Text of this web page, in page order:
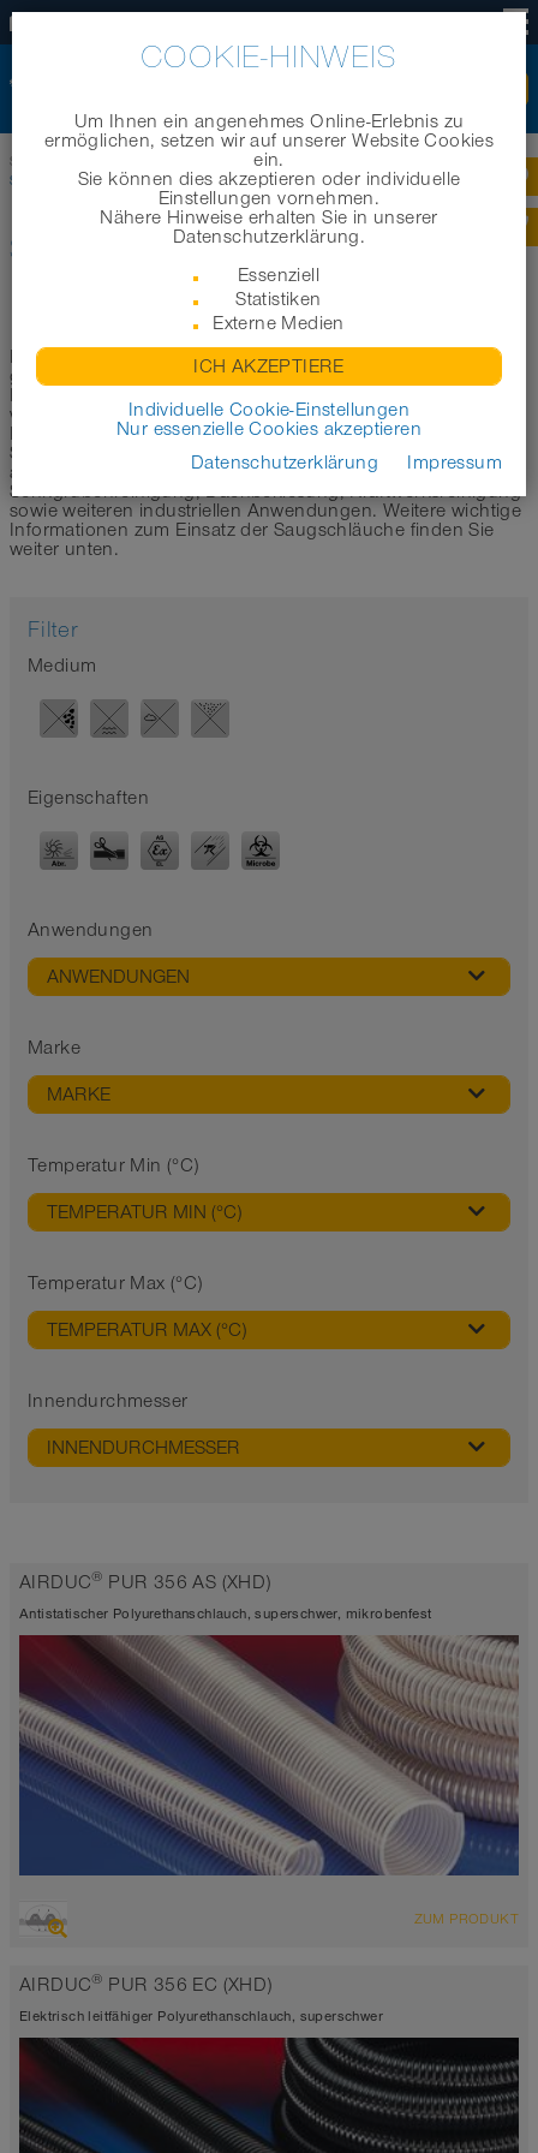
Startseite Branchenbereiche |
Schläuche für Absaug- / Entsorgungsfahrzeuge
SCHLÄUCHE FÜR ABSAUG- /
ENTSORGUNGSFAHRZEUGE
In diesem Bereich möchten wir Sie bei der Auswahl des
geeigneten Saugschlauchs für Absaug- und
Entsorgungsfahrzeuge unterstützen. Im Folgenden haben
wir eine erste Auswahl der geeignetsten Schläuche für den
Einsatz in Saugfahrzeugen und Saugbagger aus unserem
Schlauchsortiment für Sie zusammengestellt. Die hier
aufgeführten Produkte eignen sich zur Kanalisations- und
Senkgrubenreinigung, Dachbekiesung, Kraftwerksreinigung
sowie weiteren industriellen Anwendungen. Weitere wichtige
Informationen zum Einsatz der Saugschläuche finden Sie
weiter unten.
Filter
Medium
Eigenschaften
Anwendungen
ANWENDUNGEN
Marke
MARKE
Temperatur Min (°C)
TEMPERATUR MIN (°C)
Temperatur Max (°C)
TEMPERATUR MAX (°C)
Innendurchmesser
INNENDURCHMESSER
AIRDUC® PUR 356 AS (XHD)
Antistatischer Polyurethanschlauch, superschwer, mikrobenfest
extrem abriebfester Saugschlauch + Druckschlauch,
antistatisch < 10⁹
Wandstärke 2,0 - 2,5mm
ZUM PRODUKT
AIRDUC® PUR 356 EC (XHD)
Elektrisch leitfähiger Polyurethanschlauch, superschwer
COOKIE-HINWEIS
Um Ihnen ein angenehmes Online-Erlebnis zu
ermöglichen, setzen wir auf unserer Website Cookies
ein.
Sie können dies akzeptieren oder individuelle
Einstellungen vornehmen.
Nähere Hinweise erhalten Sie in unserer
Datenschutzerklärung.
Essenziell
Statistiken
Externe Medien
ICH AKZEPTIERE
Individuelle Cookie-Einstellungen
Nur essenzielle Cookies akzeptieren
Datenschutzerklärung
Impressum